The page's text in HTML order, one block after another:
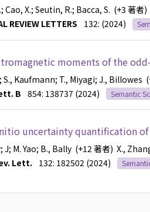
; Cao, X.; Seutin, R.; Bacca, S. (+3 著者)
REVIEW LETTERS
132: (2024)
moments of the
; S., Kaufmann; T., Miyagi; J., Billowes
B 854: 138737 (2024) Semantic
uncertainty quantification of
; J; M. Yao; B., Bally (+12 著者) X.,
Lett.
132: 182502 (2024)